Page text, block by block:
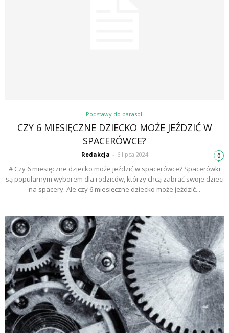
Podstawy do parasoli
CZY 6 MIESIĘCZNE DZIECKO MOŻE JEŹDZIĆ W
SPACERÓWCE?
Redakcja - 6 lipca 2024 0
# Czy 6 miesięczne dziecko może jeździć w spacerówce? Spacerówki
są popularnym wyborem dla rodziców, którzy chcą zabrać swoje dzieci
na spacery. Ale czy 6 miesięczne dziecko może jeździć...